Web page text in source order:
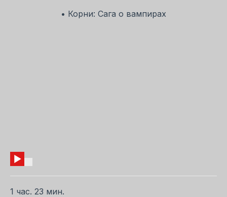
• Корни: Сага о вампирах
1 час. 23 мин.